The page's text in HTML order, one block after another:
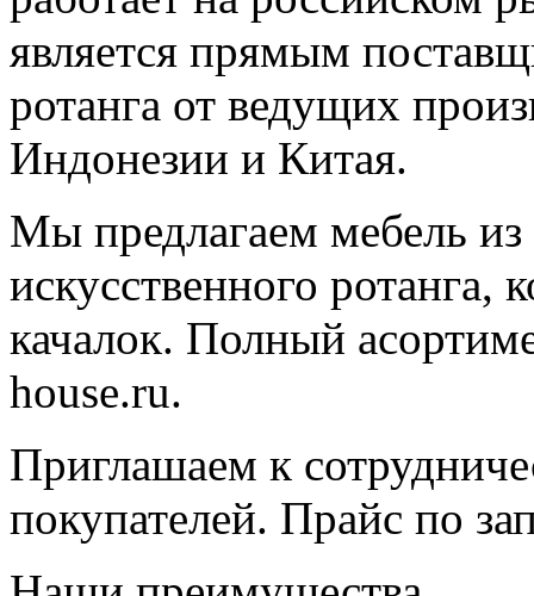
является прямым
ротанга от ведущих
Индонезии и Китая.
Мы предлагаем мебель из
искусственного ротанга,
качалок. Полный
house.ru.
Приглашаем к
покупателей. Прайс по